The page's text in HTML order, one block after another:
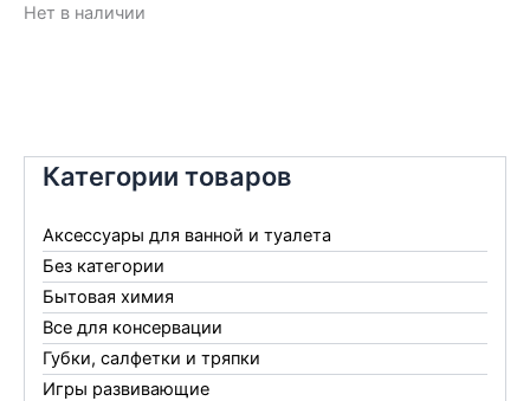
Категории товаров
Аксессуары для ванной и туалета
Без категории
Бытовая химия
Все для консервации
Губки, салфетки и тряпки
Игры развивающие
Нет в наличии